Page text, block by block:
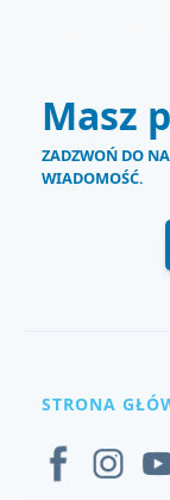
Masz
ZADZWOŃ DO
WIADOMOŚĆ.
STRONA